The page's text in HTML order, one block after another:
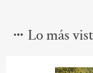
Lo más